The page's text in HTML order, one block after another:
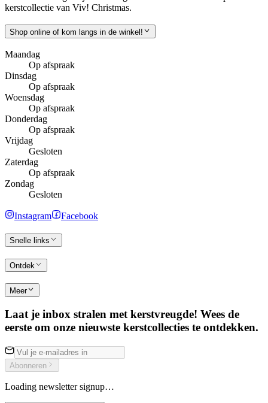
kerstcollectie van Viv! Christmas.
Shop online of kom langs in de winkel!
Maandag
Op afspraak
Dinsdag
Op afspraak
Woensdag
Op afspraak
Donderdag
Op afspraak
Vrijdag
Gesloten
Zaterdag
Op afspraak
Zondag
Gesloten
Instagram Facebook
Snelle links
Ontdek
Meer
Laat je inbox stralen met kerstvreugde! Wees de
eerste om onze nieuwste kerstcollecties te ontdekken.
Abonneren
Loading newsletter signup…